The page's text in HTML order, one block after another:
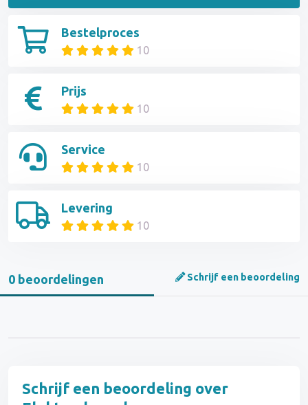
Bestelproces
10
Prijs
10
Service
10
Levering
10
0 beoordelingen Schrijf een beoordeling
Schrijf een beoordeling over